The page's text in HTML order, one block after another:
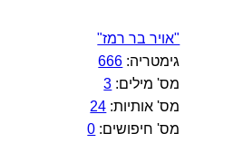
"אויר בר רמז"
גימטריה: 666
מס' מילים: 3
מס' אותיות: 24
מס' חיפושים: 0